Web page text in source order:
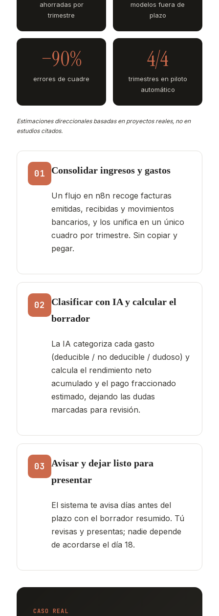
ahorradas por
trimestre
modelos fuera de
plazo
−90%
errores de cuadre
4/4
trimestres en piloto
automático
Estimaciones direccionales basadas en proyectos reales, no en
estudios citados.
01 Consolidar ingresos y gastos
Un flujo en n8n recoge facturas
emitidas, recibidas y movimientos
bancarios, y los unifica en un único
cuadro por trimestre. Sin copiar y
pegar.
02
Clasificar con IA y calcular el
borrador
La IA categoriza cada gasto
(deducible / no deducible / dudoso) y
calcula el rendimiento neto
acumulado y el pago fraccionado
estimado, dejando las dudas
marcadas para revisión.
03
Avisar y dejar listo para
presentar
El sistema te avisa días antes del
plazo con el borrador resumido. Tú
revisas y presentas; nadie depende
de acordarse el día 18.
CASO REAL